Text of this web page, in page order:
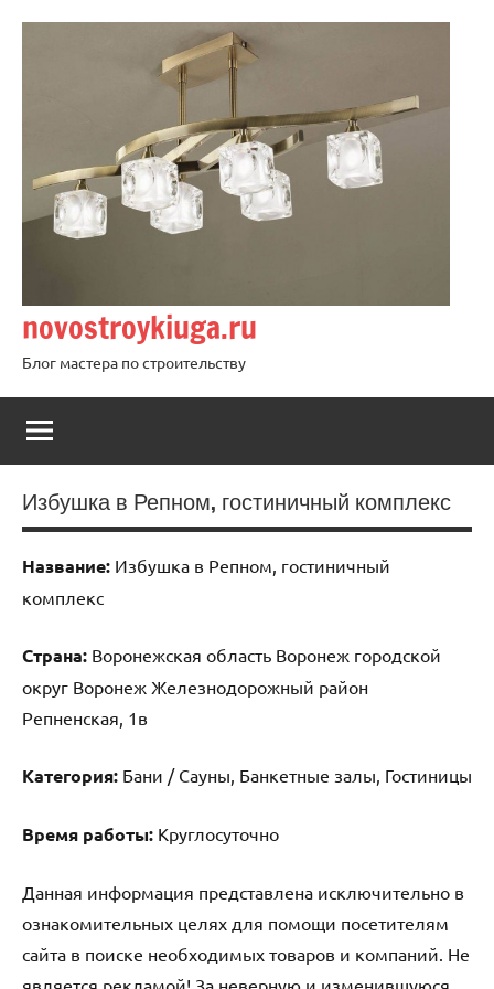
novostroykiuga.ru
Блог мастера по строительству
Избушка в Репном, гостиничный комплекс
Название: Избушка в Репном, гостиничный
комплекс
Страна: Воронежская область Воронеж городской
округ Воронеж Железнодорожный район
Репненская, 1в
Категория: Бани / Сауны, Банкетные залы, Гостиницы
Время работы: Круглосуточно
Данная информация представлена исключительно в
ознакомительных целях для помощи посетителям
сайта в поиске необходимых товаров и компаний. Не
является рекламой! За неверную и изменившуюся